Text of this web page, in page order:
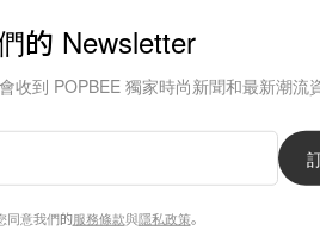
頸繞兩圈，一眾 Fashionista
10月29日
的 Newsletter
收到 POPBEE 獨家時尚新聞和最新潮流
同意我們的服務條款與隱私政策。